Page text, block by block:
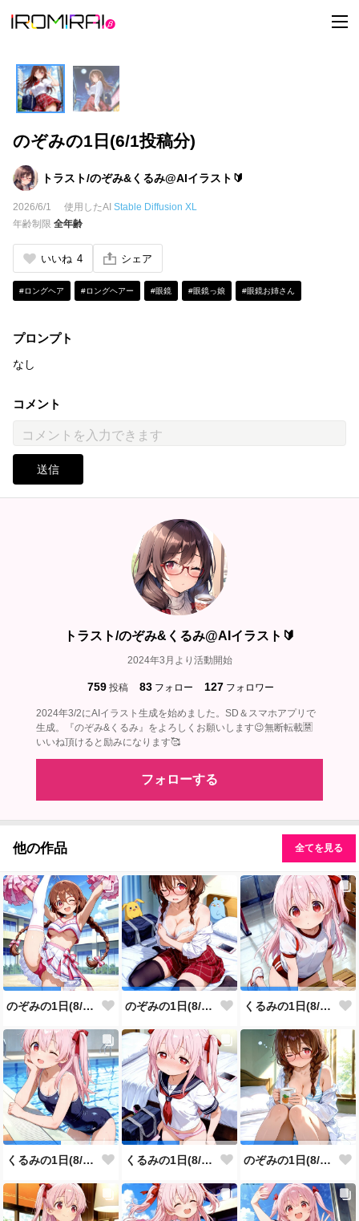
t
o
のぞみの1日(6/1投稿分)
トラスト/のぞみ&くるみ@AIイラスト🔰
2026/6/1 使用したAI Stable Diffusion XL
年齢制限 全年齢
いいね 4 シェア
#ロングヘア #ロングヘアー #眼鏡 #眼鏡っ娘 #眼鏡お姉さん
プロンプト
なし
コメント
送信
トラスト/のぞみ&くるみ@AIイラスト🔰
2024年3月より活動開始
759 投稿 83 フォロー 127 フォロワー
2024年3/2にAIイラスト生成を始めました。SD＆スマホアプリで
生成。『のぞみ&くるみ』をよろしくお願いします😉無断転載🈲
いいね頂けると励みになります🥰
フォローする
他の作品 全てを見る
のぞみの1日(8/7投稿分) のぞみの1日(8/6投稿分) くるみの1日(8/5投稿分)
くるみの1日(8/4投稿分) くるみの1日(8/3投稿分) のぞみの1日(8/2投稿分)